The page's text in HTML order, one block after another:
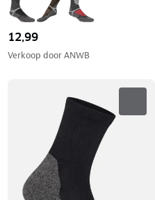
12,99
Verkoop doorANWB